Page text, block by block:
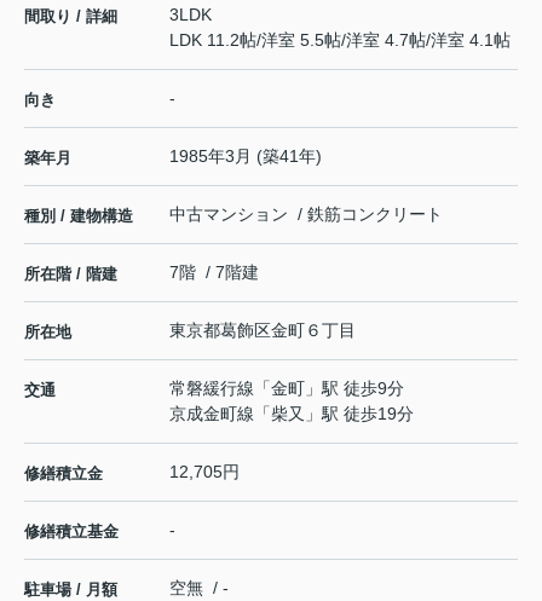
間取り / 詳細
3LDK
LDK 11.2帖/洋室 5.5帖/洋室 4.7帖/洋室 4.1帖
向き -
築年月 1985年3月 (築41年)
種別 / 建物構造 中古マンション / 鉄筋コンクリート
所在階 / 階建 7階 / 7階建
所在地 東京都葛飾区金町６丁目
交通 常磐緩行線 「金町 」駅 徒歩9分
京成金町線 「柴又 」駅 徒歩19分
修繕積立金 12,705円
修繕積立基金 -
駐車場 / 月額 空無 / -